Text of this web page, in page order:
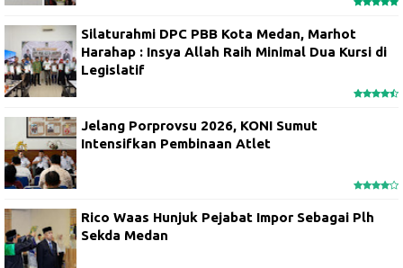
Silaturahmi DPC PBB Kota Medan, Marhot
Harahap : Insya Allah Raih Minimal Dua Kursi di
Legislatif
Jelang Porprovsu 2026, KONI Sumut
Intensifkan Pembinaan Atlet
Rico Waas Hunjuk Pejabat Impor Sebagai Plh
Sekda Medan